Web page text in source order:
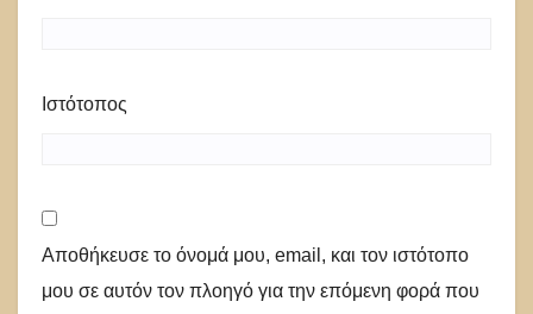
Ιστότοπος
Αποθήκευσε το όνομά μου, email, και τον ιστότοπο
μου σε αυτόν τον πλοηγό για την επόμενη φορά που